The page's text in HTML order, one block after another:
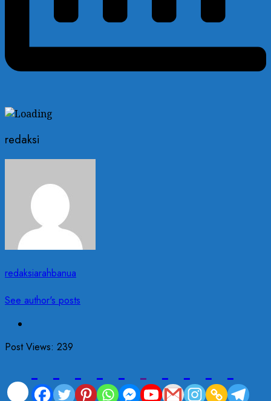
redaksi
redaksiarahbanua
See author's posts
Post Views: 239